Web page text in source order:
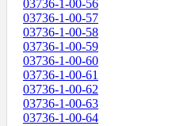
03736-1-00-56
03736-1-00-57
03736-1-00-58
03736-1-00-59
03736-1-00-60
03736-1-00-61
03736-1-00-62
03736-1-00-63
03736-1-00-64